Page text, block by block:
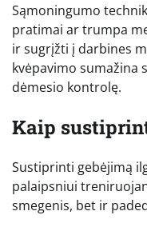
Sąmoningumo
pratimai ar trumpa
ir sugrįžti į darbines
kvėpavimo sumažina
dėmesio kontrolę.
Kaip
Sustiprinti gebėjimą
palaipsniui
smegenis, bet ir